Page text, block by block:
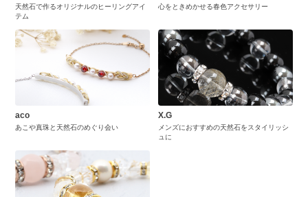
天然石で作るオリジナルのヒーリングアイ
テム
心をときめかせる春色アクセサリー
aco
あこや真珠と天然石のめぐり会い
X.G
メンズにおすすめの天然石をスタイリッシ
ュに